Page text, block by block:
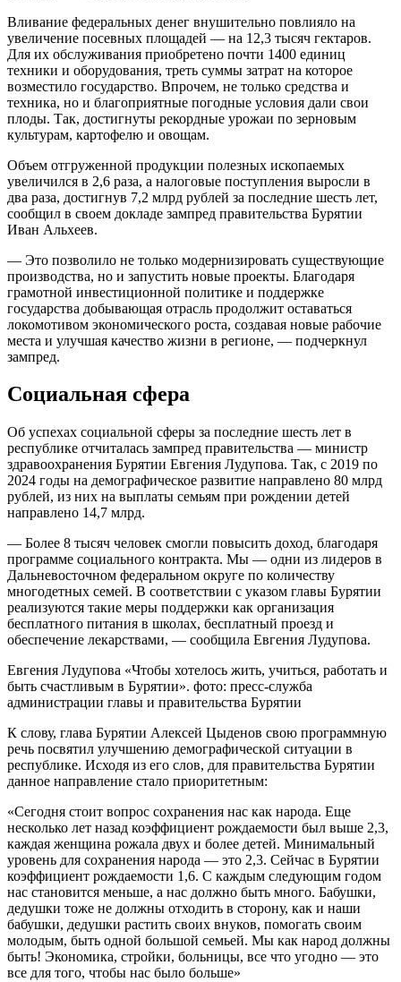
Вливание федеральных денег внушительно повлияло на
увеличение посевных площадей — на 12,3 тысяч гектаров.
Для их обслуживания приобретено почти 1400 единиц
техники и оборудования, треть суммы затрат на которое
возместило государство. Впрочем, не только средства и
техника, но и благоприятные погодные условия дали свои
плоды. Так, достигнуты рекордные урожаи по зерновым
культурам, картофелю и овощам.
Объем отгруженной продукции полезных ископаемых
увеличился в 2,6 раза, а налоговые поступления выросли в
два раза, достигнув 7,2 млрд рублей за последние шесть лет,
сообщил в своем докладе зампред правительства Бурятии
Иван Альхеев.
— Это позволило не только модернизировать существующие
производства, но и запустить новые проекты. Благодаря
грамотной инвестиционной политике и поддержке
государства добывающая отрасль продолжит оставаться
локомотивом экономического роста, создавая новые рабочие
места и улучшая качество жизни в регионе, — подчеркнул
зампред.
Социальная сфера
Об успехах социальной сферы за последние шесть лет в
республике отчиталась зампред правительства — министр
здравоохранения Бурятии Евгения Лудупова. Так, с 2019 по
2024 годы на демографическое развитие направлено 80 млрд
рублей, из них на выплаты семьям при рождении детей
направлено 14,7 млрд.
— Более 8 тысяч человек смогли повысить доход, благодаря
программе социального контракта. Мы — одни из лидеров в
Дальневосточном федеральном округе по количеству
многодетных семей. В соответствии с указом главы Бурятии
реализуются такие меры поддержки как организация
бесплатного питания в школах, бесплатный проезд и
обеспечение лекарствами, — сообщила Евгения Лудупова.
Евгения Лудупова «Чтобы хотелось жить, учиться, работать и
быть счастливым в Бурятии». фото: пресс-служба
администрации главы и правительства Бурятии
К слову, глава Бурятии Алексей Цыденов свою программную
речь посвятил улучшению демографической ситуации в
республике. Исходя из его слов, для правительства Бурятии
данное направление стало приоритетным:
«Сегодня стоит вопрос сохранения нас как народа. Еще
несколько лет назад коэффициент рождаемости был выше 2,3,
каждая женщина рожала двух и более детей. Минимальный
уровень для сохранения народа — это 2,3. Сейчас в Бурятии
коэффициент рождаемости 1,6. С каждым следующим годом
нас становится меньше, а нас должно быть много. Бабушки,
дедушки тоже не должны отходить в сторону, как и наши
бабушки, дедушки растить своих внуков, помогать своим
молодым, быть одной большой семьей. Мы как народ должны
быть! Экономика, стройки, больницы, все что угодно — это
все для того, чтобы нас было больше»